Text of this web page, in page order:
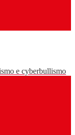
e cyberbullismo